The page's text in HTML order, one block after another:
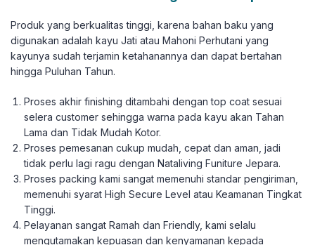
Produk yang berkualitas tinggi, karena bahan baku yang
digunakan adalah kayu Jati atau Mahoni Perhutani yang
kayunya sudah terjamin ketahanannya dan dapat bertahan
hingga Puluhan Tahun.
Proses akhir finishing ditambahi dengan top coat sesuai
selera customer sehingga warna pada kayu akan Tahan
Lama dan Tidak Mudah Kotor.
Proses pemesanan cukup mudah, cepat dan aman, jadi
tidak perlu lagi ragu dengan Nataliving Funiture Jepara.
Proses packing kami sangat memenuhi standar pengiriman,
memenuhi syarat High Secure Level atau Keamanan Tingkat
Tinggi.
Pelayanan sangat Ramah dan Friendly, kami selalu
mengutamakan kepuasan dan kenyamanan kepada